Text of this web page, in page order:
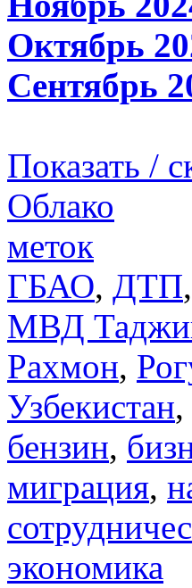
Октябрь
Сентябрь
Показать /
Облако
меток
ГБАО, ДТП,
МВД
Рахмон,
Узбекистан,
бензин,
миграция,
экономика